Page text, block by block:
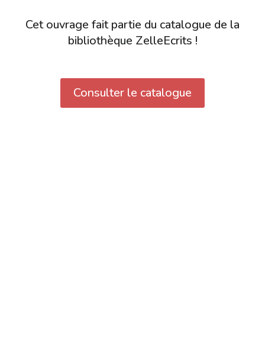
Cet ouvrage fait partie du catalogue de la
bibliothèque ZelleEcrits !
Consulter le catalogue